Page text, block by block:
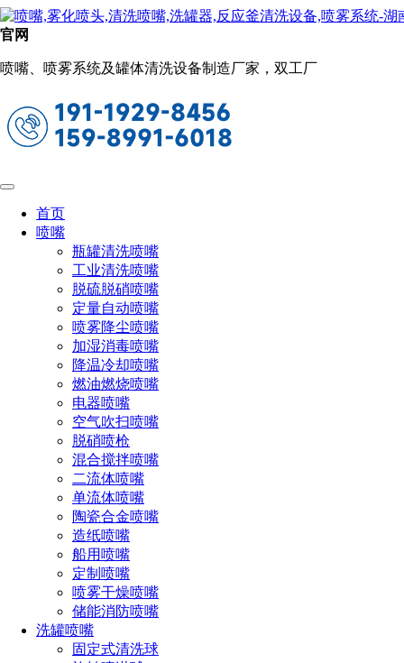
官网
喷嘴、喷雾系统及罐体清洗设备制造厂家，双工厂
首页
喷嘴
瓶罐清洗喷嘴
工业清洗喷嘴
脱硫脱硝喷嘴
定量自动喷嘴
喷雾降尘喷嘴
加湿消毒喷嘴
降温冷却喷嘴
燃油燃烧喷嘴
电器喷嘴
空气吹扫喷嘴
脱硝喷枪
混合搅拌喷嘴
二流体喷嘴
单流体喷嘴
陶瓷合金喷嘴
造纸喷嘴
船用喷嘴
定制喷嘴
喷雾干燥喷嘴
储能消防喷嘴
洗罐喷嘴
固定式清洗球
新闻动态
当前位置：
电池储能系统及消防喷头的用途及意义
两者之间有什么关系
2023-10-11 15:12:46 阅读量：911
性、降低电能成本，同时也有助于推动可再生能源的普及。然
而，与任何新技术一样，BESS也面临一些安全挑战，其中之
一是与消防系统的关系。本文将探讨电池储能系统的工作原
理、应用领域以及与消防喷头的关联，以及如何在安全和可持
续发展之间寻求平衡。